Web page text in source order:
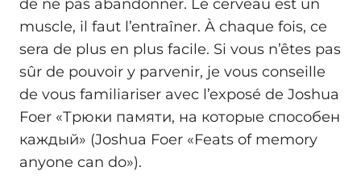
de ne pas abandonner. Le cerveau est un
muscle, il faut l’entraîner. À chaque fois, ce
sera de plus en plus facile. Si vous n’êtes pas
sûr de pouvoir y parvenir, je vous conseille
de vous familiariser avec l’exposé de Joshua
Foer «Трюки памяти, на которые способен
каждый» (Joshua Foer «Feats of memory
anyone can do»).